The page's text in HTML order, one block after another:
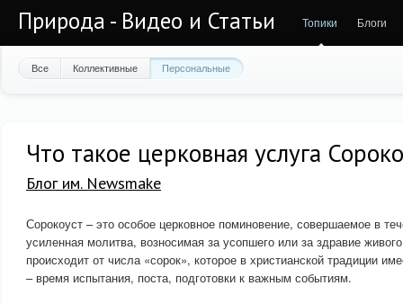
Природа - Видео и Статьи Топики Блоги
Все Коллективные Персональные
Что такое церковная услуга
Блог им. Newsmake
Сорокоуст – это особое церковное поминовение, совершаемое в
усиленная молитва, возносимая за усопшего или за здравие
происходит от числа «сорок», которое в христианской традиции
– время испытания, поста, подготовки к важным событиям.